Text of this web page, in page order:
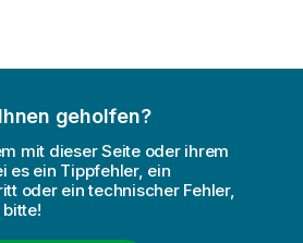
geholfen?
mit dieser Seite oder ihrem
es ein Tippfehler, ein
oder ein technischer Fehler,